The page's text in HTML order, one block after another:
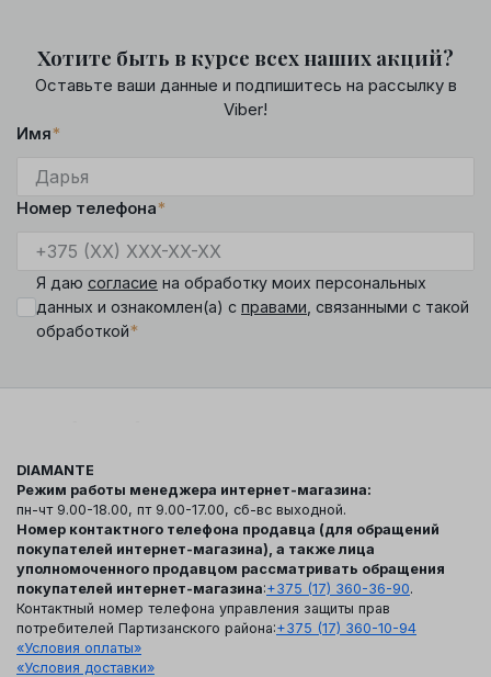
Хотите быть в курсе всех наших акций?
Оставьте ваши данные и подпишитесь на рассылку в
Viber!
Имя*
Номер телефона*
Я даю согласие на обработку моих персональных
данных и ознакомлен(а) с правами , связанными с такой
обработкой*
DIAMANTE
Режим работы менеджера интернет-магазина:
пн-чт 9.00-18.00, пт 9.00-17.00, сб-вс выходной.
Номер контактного телефона продавца (для обращений
покупателей интернет-магазина), а также лица
уполномоченного продавцом рассматривать обращения
покупателей интернет-магазина:+375 (17) 360-36-90.
Контактный номер телефона управления защиты прав
потребителей Партизанского района:+375 (17) 360-10-94
«Условия оплаты»
«Условия доставки»